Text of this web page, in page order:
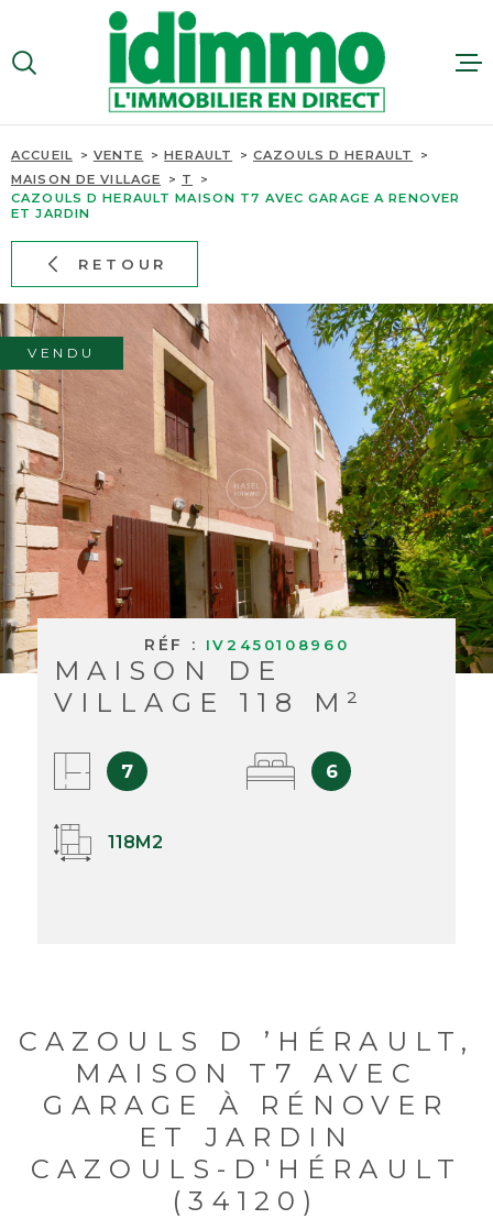
lamenu
contenu
VENTES
SITE
BIENS
ACCUEIL VENTE HERAULT
CAZOULS D HERAULT
MAISON DE VILLAGE
T
CAZOULS D HERAULT MAISON T7 AVEC GARAGE A RENOVER
ET JARDIN
RETOUR
VENDU
RÉF : IV2450108960
MAISON DE
VILLAGE 118 M²
7 6
118M2
CAZOULS D ’HÉRAULT,
MAISON T7 AVEC
GARAGE À RÉNOVER
ET JARDIN
CAZOULS-D'HÉRAULT
(34120)
RECHERCHE
VENTE
PAYS
PAYS
VILLE
Budget
BUDGET
RECHERCHER